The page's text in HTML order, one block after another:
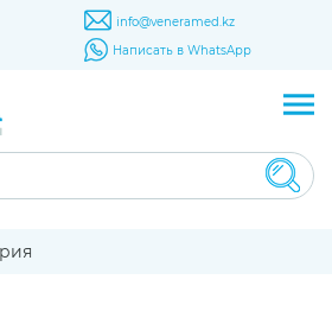
info@veneramed.kz
Написать в WhatsApp